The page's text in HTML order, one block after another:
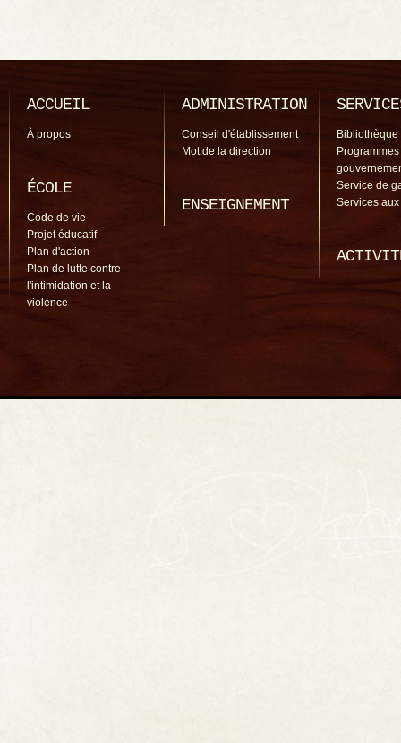
ACCUEIL
À propos
ÉCOLE
Code de vie
Projet éducatif
Plan d'action
Plan de lutte contre
l'intimidation et la
violence
ADMINISTRATION
Conseil d'établissement
Mot de la direction
ENSEIGNEMENT
Bibliothèque
Programmes
Service de
Services